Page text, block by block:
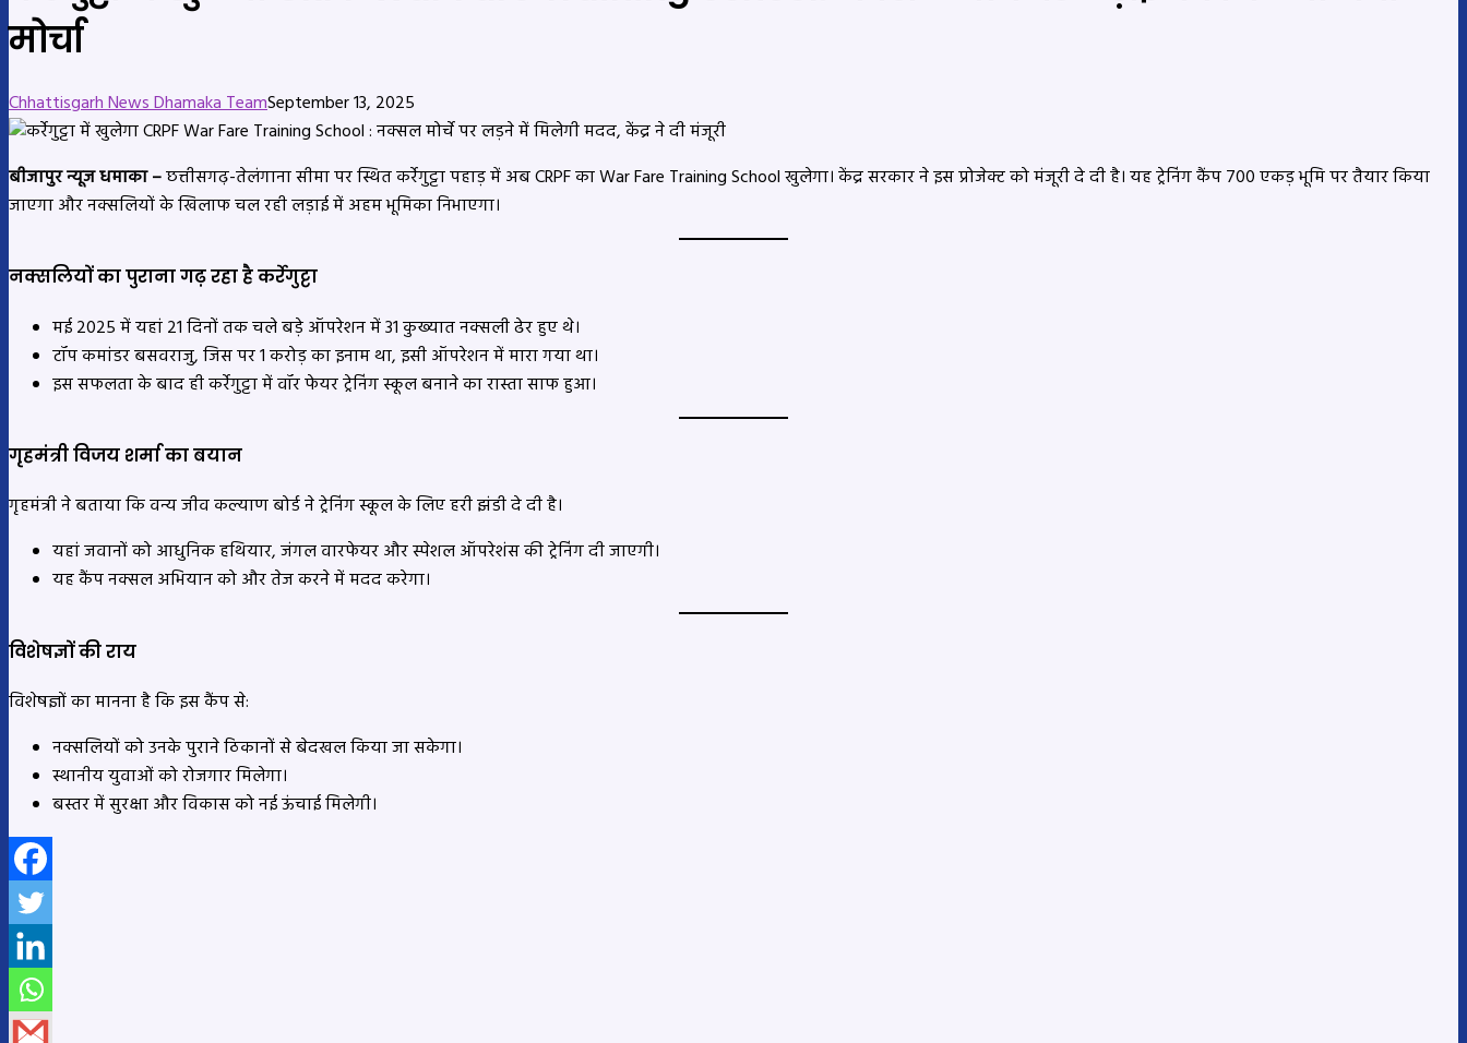
मोर्चा
Chhattisgarh News Dhamaka TeamSeptember 13, 2025
बीजापुर न्यूज धमाका –छत्तीसगढ़-तेलंगाना सीमा पर स्थित कर्रेगुट्टा पहाड़ में अब CRPF का War Fare Training School खुलेगा। केंद्र सरकार ने इस प्रोजेक्ट को मंजूरी दे दी है। यह ट्रेनिंग कैंप 700 एकड़ भूमि पर तैयार किया
जाएगा और नक्सलियों के खिलाफ चल रही लड़ाई में अहम भूमिका निभाएगा।
नक्सलियों का पुराना गढ़ रहा है कर्रेगुट्टा
मई 2025 में यहां 21 दिनों तक चले बड़े ऑपरेशन में 31 कुख्यात नक्सली ढेर हुए थे।
टॉप कमांडर बसवराजु, जिस पर 1 करोड़ का इनाम था, इसी ऑपरेशन में मारा गया था।
इस सफलता के बाद ही कर्रेगुट्टा में वॉर फेयर ट्रेनिंग स्कूल बनाने का रास्ता साफ हुआ।
गृहमंत्री विजय शर्मा का बयान
गृहमंत्री ने बताया कि वन्य जीव कल्याण बोर्ड ने ट्रेनिंग स्कूल के लिए हरी झंडी दे दी है।
यहां जवानों को आधुनिक हथियार, जंगल वारफेयर और स्पेशल ऑपरेशंस की ट्रेनिंग दी जाएगी।
यह कैंप नक्सल अभियान को और तेज करने में मदद करेगा।
विशेषज्ञों की राय
विशेषज्ञों का मानना है कि इस कैंप से:
नक्सलियों को उनके पुराने ठिकानों से बेदखल किया जा सकेगा।
स्थानीय युवाओं को रोजगार मिलेगा।
बस्तर में सुरक्षा और विकास को नई ऊंचाई मिलेगी।